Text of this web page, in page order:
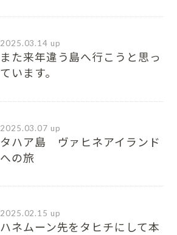
2025.03.14 up
また来年違う島へ行こうと思っ
ています。
2025.03.07 up
タハア島 ヴァヒネアイランド
への旅
2025.02.15 up
ハネムーン先をタヒチにして本